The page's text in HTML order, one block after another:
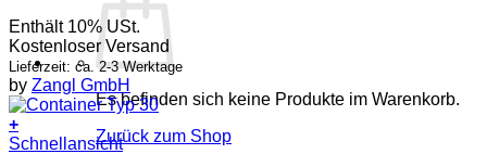
Es befinden sich keine Produkte im Warenkorb.
Zurück zum Shop
Enthält 10% USt.
Kostenloser Versand
Lieferzeit: ca. 2-3 Werktage
by Zangl GmbH
+
Schnellansicht